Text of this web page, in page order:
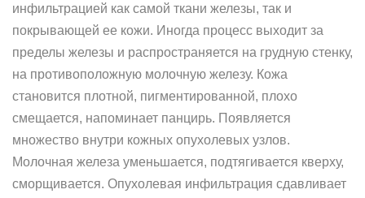
инфильтрацией как самой ткани железы, так и
покрывающей ее кожи. Иногда процесс выходит за
пределы железы и распространяется на грудную стенку,
на противоположную молочную железу. Кожа
становится плотной, пигментированной, плохо
смещается, напоминает панцирь. Появляется
множество внутри кожных опухолевых узлов.
Молочная железа уменьшается, подтягивается кверху,
сморщивается. Опухолевая инфильтрация сдавливает